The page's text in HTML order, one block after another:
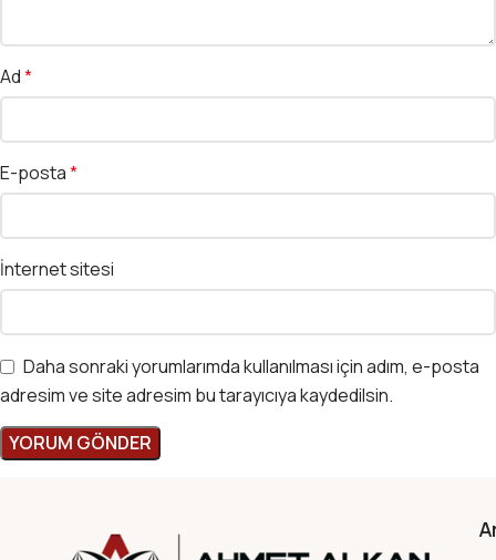
Ad*
E-posta*
İnternet sitesi
Daha sonraki yorumlarımda kullanılması için adım, e-posta
adresim ve site adresim bu tarayıcıya kaydedilsin.